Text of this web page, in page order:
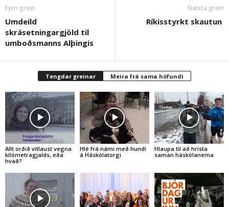
Fyrri grein
Umdeild
skrásetningargjöld til
umboðsmanns Alþingis
Næsta grein
Ríkisstyrkt skautun
Tengdar greinar Meira frá sama höfundi
Allt orðið vitlaust vegna
kílómetragjalds, eða
hvað?
Hlé frá námi með hundi
á Háskólatorgi
Hlaupa til að hrista
saman háskólanema